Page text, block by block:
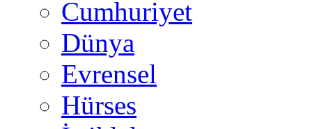
Cumhuriyet
Dünya
Evrensel
Hürses